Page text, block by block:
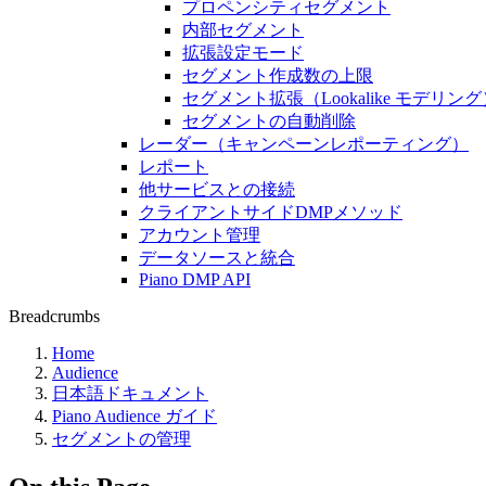
プロペンシティセグメント
内部セグメント
拡張設定モード
セグメント作成数の上限
セグメント拡張（Lookalike モデリン
セグメントの自動削除
レーダー（キャンペーンレポーティング）
レポート
他サービスとの接続
クライアントサイドDMPメソッド
アカウント管理
データソースと統合
Piano DMP API
Breadcrumbs
Home
Audience
日本語ドキュメント
Piano Audience ガイド
セグメントの管理